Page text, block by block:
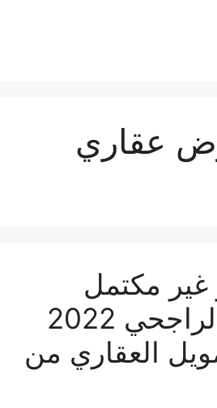
عقاري
غير مكتمل
البناء بنك الراجحي 2022
العقاري من